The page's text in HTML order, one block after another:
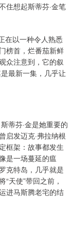
住想起斯蒂芬·金笔
在以一种令人熟悉
榜首，烂番茄新鲜
众注意到，它的叙
最新一集，几乎让
蒂芬·金是她重要的
启发迈克·弗拉纳根
框架：故事都发生
是一场蔓延的瘟
克特岛，几乎就是
天使”带回之前，
进马斯腾老宅的结